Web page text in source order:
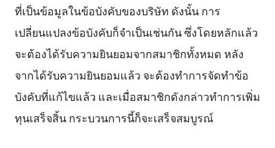
ที่เป็นข้อมูลในข้อบังคับของบริษัท ดังนั้น การ
เปลี่ยนแปลงข้อบังคับก็จำเป็นเช่นกัน ซึ่งโดยหลักแล้ว
จะต้องได้รับความยินยอมจากสมาชิกทั้งหมด หลัง
จากได้รับความยินยอมแล้ว จะต้องทำการจัดทำข้อ
บังคับที่แก้ไขแล้ว และเมื่อสมาชิกดังกล่าวทำการเพิ่ม
ทุนเสร็จสิ้น กระบวนการนี้ก็จะเสร็จสมบูรณ์